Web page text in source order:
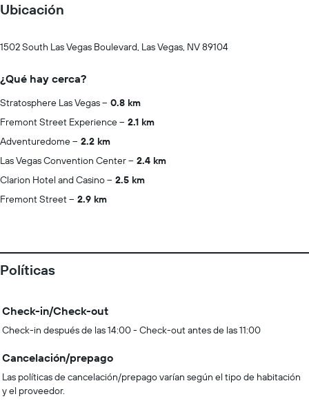
Ubicación
1502 South Las Vegas Boulevard, Las Vegas, NV 89104
¿Qué hay cerca?
Stratosphere Las Vegas
0.8 km
Fremont Street Experience
2.1 km
Adventuredome
2.2 km
Las Vegas Convention Center
2.4 km
Clarion Hotel and Casino
2.5 km
Fremont Street
2.9 km
Políticas
Check-in/Check-out
Check-in después de las 14:00 - Check-out antes de las 11:00
Cancelación/prepago
Las políticas de cancelación/prepago varían según el tipo de habitación
y el proveedor.